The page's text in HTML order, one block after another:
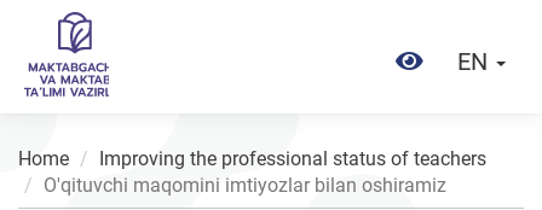
EN
Home
Improving the professional status of teachers
O'qituvchi maqomini imtiyozlar bilan oshiramiz